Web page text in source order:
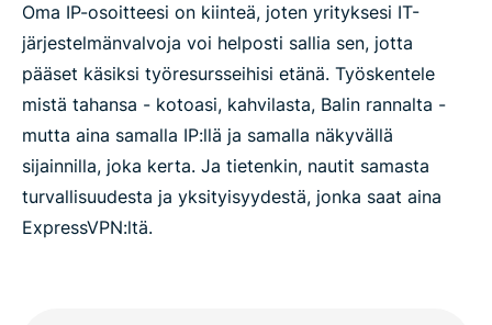
Oma IP-osoitteesi on kiinteä, joten yrityksesi IT-
järjestelmänvalvoja voi helposti sallia sen, jotta
pääset käsiksi työresursseihisi etänä. Työskentele
mistä tahansa - kotoasi, kahvilasta, Balin rannalta -
mutta aina samalla IP:llä ja samalla näkyvällä
sijainnilla, joka kerta. Ja tietenkin, nautit samasta
turvallisuudesta ja yksityisyydestä, jonka saat aina
ExpressVPN:ltä.